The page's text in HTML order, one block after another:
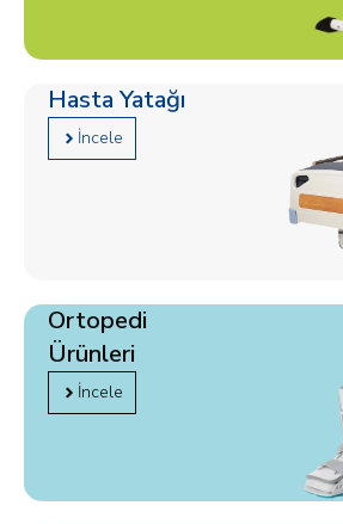
Hasta Yatağı
İncele
Ortopedi
Ürünleri
İncele